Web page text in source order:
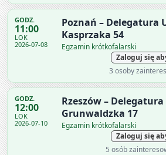
GODZ.
11:00
LOK
2026-07-08
Poznań – Delegatura
Kasprzaka 54
Egzamin krótkofalarski
Zaloguj się
3 osoby
GODZ.
12:00
LOK
2026-07-10
Rzeszów – Delegatura
Grunwaldzka 17
Egzamin krótkofalarski
Zaloguj się
5 osób